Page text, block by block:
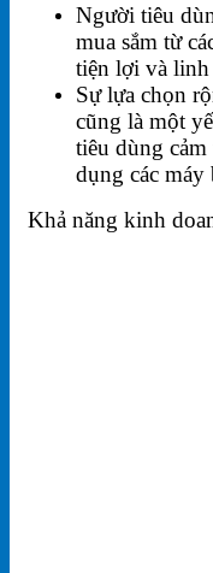
Người tiêu
mua sắm từ
tiện lợi và linh
Sự lựa chọn
cũng là một
tiêu dùng
dụng các máy
Khả năng kinh